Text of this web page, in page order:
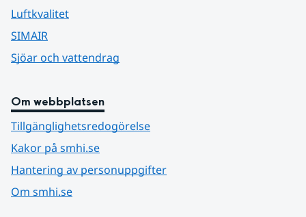
Luftkvalitet
SIMAIR
Sjöar och vattendrag
Om webbplatsen
Tillgänglighetsredogörelse
Kakor på smhi.se
Hantering av personuppgifter
Om smhi.se